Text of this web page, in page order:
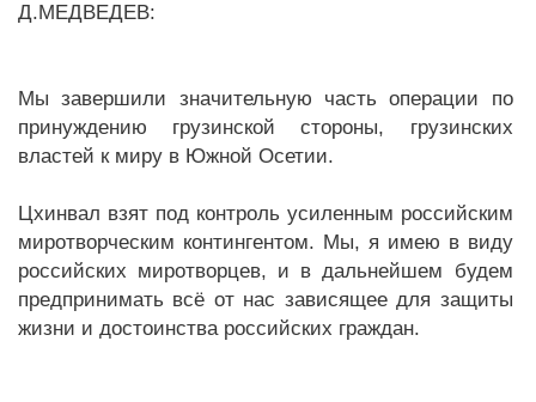
Д.МЕДВЕДЕВ:
Мы завершили значительную часть операции по
принуждению грузинской стороны, грузинских
властей к миру в Южной Осетии.
Цхинвал взят под контроль усиленным российским
миротворческим контингентом. Мы, я имею в виду
российских миротворцев, и в дальнейшем будем
предпринимать всё от нас зависящее для защиты
жизни и достоинства российских граждан.